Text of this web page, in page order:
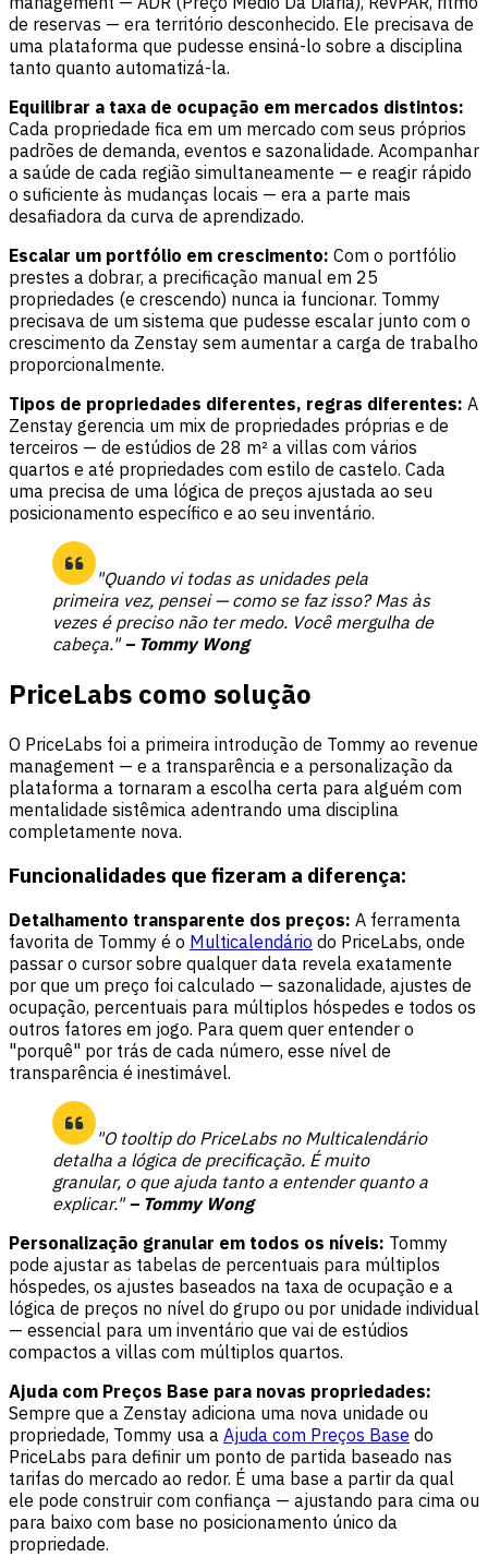
de reservas — era território desconhecido. Ele precisava de
uma plataforma que pudesse ensiná-lo sobre a disciplina
tanto quanto automatizá-la.
Equilibrar a taxa de ocupação em mercados distintos:
Cada propriedade fica em um mercado com seus próprios
padrões de demanda, eventos e sazonalidade. Acompanhar
a saúde de cada região simultaneamente — e reagir rápido
o suficiente às mudanças locais — era a parte mais
desafiadora da curva de aprendizado.
Escalar um portfólio em crescimento: Com o portfólio
prestes a dobrar, a precificação manual em 25
propriedades (e crescendo) nunca ia funcionar. Tommy
precisava de um sistema que pudesse escalar junto com o
crescimento da Zenstay sem aumentar a carga de trabalho
proporcionalmente.
Tipos de propriedades diferentes, regras diferentes: A
Zenstay gerencia um mix de propriedades próprias e de
terceiros — de estúdios de 28 m² a villas com vários
quartos e até propriedades com estilo de castelo. Cada
uma precisa de uma lógica de preços ajustada ao seu
posicionamento específico e ao seu inventário.
"Quando vi todas as unidades pela
primeira vez, pensei — como se faz isso? Mas às
vezes é preciso não ter medo. Você mergulha de
cabeça."– Tommy Wong
PriceLabs como solução
O PriceLabs foi a primeira introdução de Tommy ao revenue
management — e a transparência e a personalização da
plataforma a tornaram a escolha certa para alguém com
mentalidade sistêmica adentrando uma disciplina
completamente nova.
Funcionalidades que fizeram a diferença:
Detalhamento transparente dos preços: A ferramenta
favorita de Tommy é o Multicalendário do PriceLabs, onde
passar o cursor sobre qualquer data revela exatamente
por que um preço foi calculado — sazonalidade, ajustes de
ocupação, percentuais para múltiplos hóspedes e todos os
outros fatores em jogo. Para quem quer entender o
"porquê" por trás de cada número, esse nível de
transparência é inestimável.
"O tooltip do PriceLabs no Multicalendário
detalha a lógica de precificação. É muito
granular, o que ajuda tanto a entender quanto a
explicar."– Tommy Wong
Personalização granular em todos os níveis: Tommy
pode ajustar as tabelas de percentuais para múltiplos
hóspedes, os ajustes baseados na taxa de ocupação e a
lógica de preços no nível do grupo ou por unidade individual
— essencial para um inventário que vai de estúdios
compactos a villas com múltiplos quartos.
Ajuda com Preços Base para novas propriedades:
Sempre que a Zenstay adiciona uma nova unidade ou
propriedade, Tommy usa a Ajuda com Preços Base do
PriceLabs para definir um ponto de partida baseado nas
tarifas do mercado ao redor. É uma base a partir da qual
ele pode construir com confiança — ajustando para cima ou
para baixo com base no posicionamento único da
propriedade.